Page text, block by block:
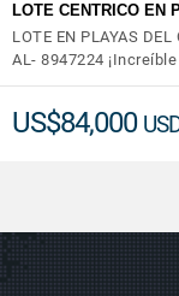
LOTE CENTRICO EN
LOTE EN PLAYAS
AL- 8947224
US$84,000